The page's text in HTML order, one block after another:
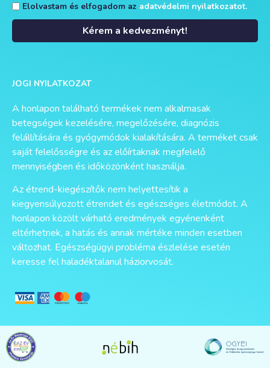
Elolvastam és elfogadom az adatvédelmi nyilatkozatot.
Kérem a kedvezményt!
JOGI NYILATKOZAT
A honlapon található termékek nem alkalmasak
betegségek kezelésére, megelőzésére, diagnózis
felállítására és gyógymódok kialakítására. A terméket csak
saját felelősségre és az előírtaknak megfelelő
mennyiségben és időközönként használja.
Az étrend-kiegészítők nem helyettesítik a
kiegyensúlyozott étrendet és egészséges életmódot. A
honlapon közölt várható eredmények egyénenként
eltérhetnek, a hatás és annak mértéke minden esetben
változhat. Egészségügyi probléma észlelése esetén
keresse fel haladéktalanul háziorvosát.